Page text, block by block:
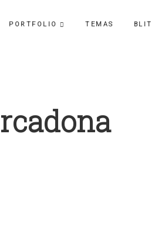
PORTFOLIO TEMAS